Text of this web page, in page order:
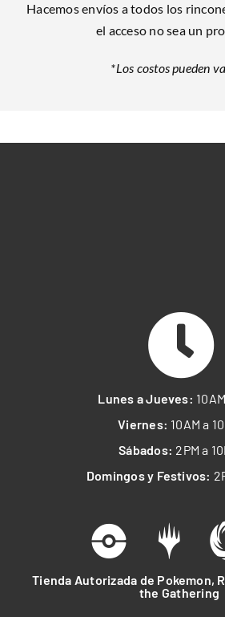
Hacemos envíos a todos los
el acceso no sea un
*Los costos pueden
Lunes a Jueves:
Viernes: 10AM a
Sábados: 2PM a
Domingos y Festivos:
Tienda Autorizada de Pokemon,
the Gathering